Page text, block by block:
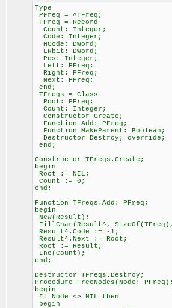
Type
PFreq = ^TFreq;
TFreq = Record
Count: Integer;
Code: Integer;
HCode: DWord;
LRbit: DWord;
Pos: Integer;
Left: PFreq;
Right: PFreq;
Next: PFreq;
end;
TFreqs = Class
Root: PFreq;
Count: Integer;
Constructor Create;
Function Add: PFreq;
Function MakeParent: Boolean;
Destructor Destroy; override;
end;
Constructor TFreqs.Create;
begin
Root := NIL;
Count := 0;
end;
Function TFreqs.Add: PFreq;
begin
New(Result);
FillChar(Result^,
Result^.Code := -1;
Result^.Next := Root;
Root := Result;
Inc(Count);
end;
Destructor TFreqs.Destroy;
Procedure FreeNodes(Node:
begin
If Node <> NIL then
begin